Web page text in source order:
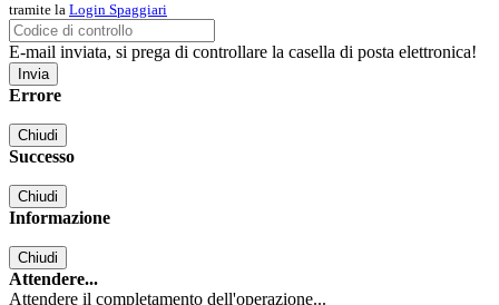
tramite la Login Spaggiari
E-mail inviata, si prega di controllare la casella di posta elettronica!
Errore
Chiudi
Successo
Chiudi
Informazione
Chiudi
Attendere...
Attendere il completamento dell'operazione...